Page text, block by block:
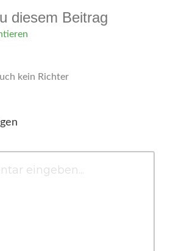
diesem Beitrag
kein Richter